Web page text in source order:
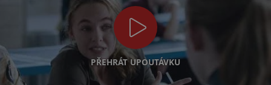
PŘEHRÁT UPOUTÁVKU